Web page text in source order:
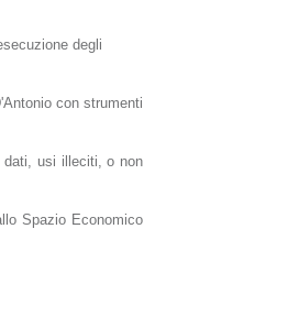
degli
con strumenti
dati, usi illeciti, o non
Spazio Economico